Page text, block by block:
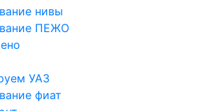
нивы
ПЕЖО
УАЗ
фиат